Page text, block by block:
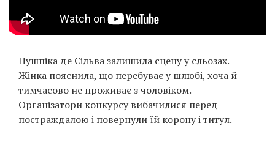
Пушпіка де Сільва залишила сцену у сльозах.
Жінка пояснила, що перебуває у шлюбі, хоча й
тимчасово не проживає з чоловіком.
Організатори конкурсу вибачилися перед
постраждалою і повернули їй корону і титул.